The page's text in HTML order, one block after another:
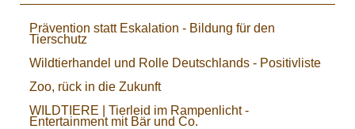
Prävention statt Eskalation - Bildung für den
Tierschutz
Wildtierhandel und Rolle Deutschlands - Positivliste
Zoo, rück in die Zukunft
WILDTIERE | Tierleid im Rampenlicht -
Entertainment mit Bär und Co.